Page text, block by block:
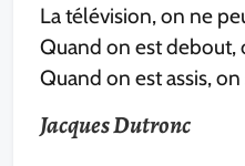
La télévision, on ne
Quand on est debout,
Quand on est assis,
Jacques Dutronc